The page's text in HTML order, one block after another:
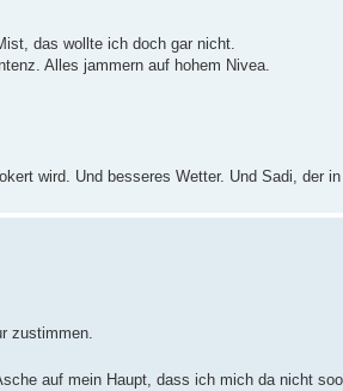
das wollte ich doch gar nicht.
Alles jammern auf hohem Nivea.
wird. Und besseres Wetter. Und Sadi, der
zustimmen.
auf mein Haupt, dass ich mich da nicht